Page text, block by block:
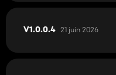
V1.0.0.4 21 juin 2026